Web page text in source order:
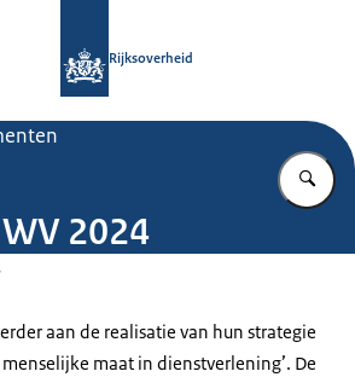
Rijksoverheid
2024
aan de realisatie van hun strategie
maat in dienstverlening’. De